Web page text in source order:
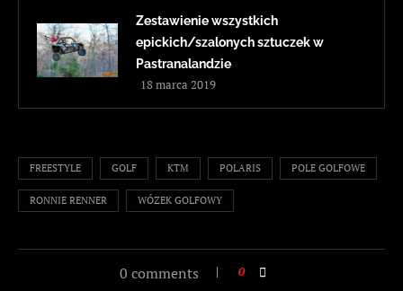
Zestawienie wszystkich
epickich/szalonych sztuczek w
Pastranalandzie
18 marca 2019
FREESTYLE GOLF KTM POLARIS POLE GOLFOWE
RONNIE RENNER WÓZEK GOLFOWY
0 comments 0